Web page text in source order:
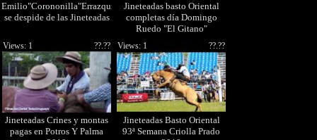
Emilio"Corononilla"Errazquin
se despide de las Jineteadas
Jineteadas basto Oriental
completas día Domingo
Ruedo "El Gitano"
Jineteadas Crines y montas
pagas en Potros Y Palma
??.??
Views: 1
Jineteadas Basto Oriental
93ª Semana Criolla Prado
??.??
Views: 1